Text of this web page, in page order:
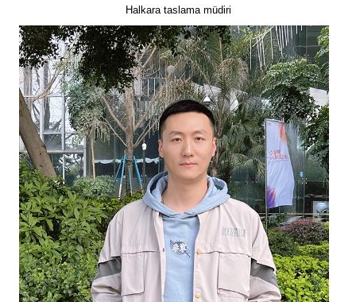
Halkara taslama müdiri